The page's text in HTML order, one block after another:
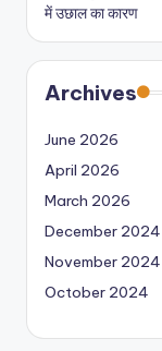
में उछाल का कारण
Archives
June 2026
April 2026
March 2026
December 2024
November 2024
October 2024